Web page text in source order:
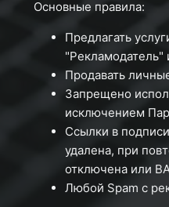
Основные правила:
Предлагать
"Рекламодатель"
Продавать
Запрещено
исключением
Ссылки в
удалена, при
отключена или
Любой Spam с